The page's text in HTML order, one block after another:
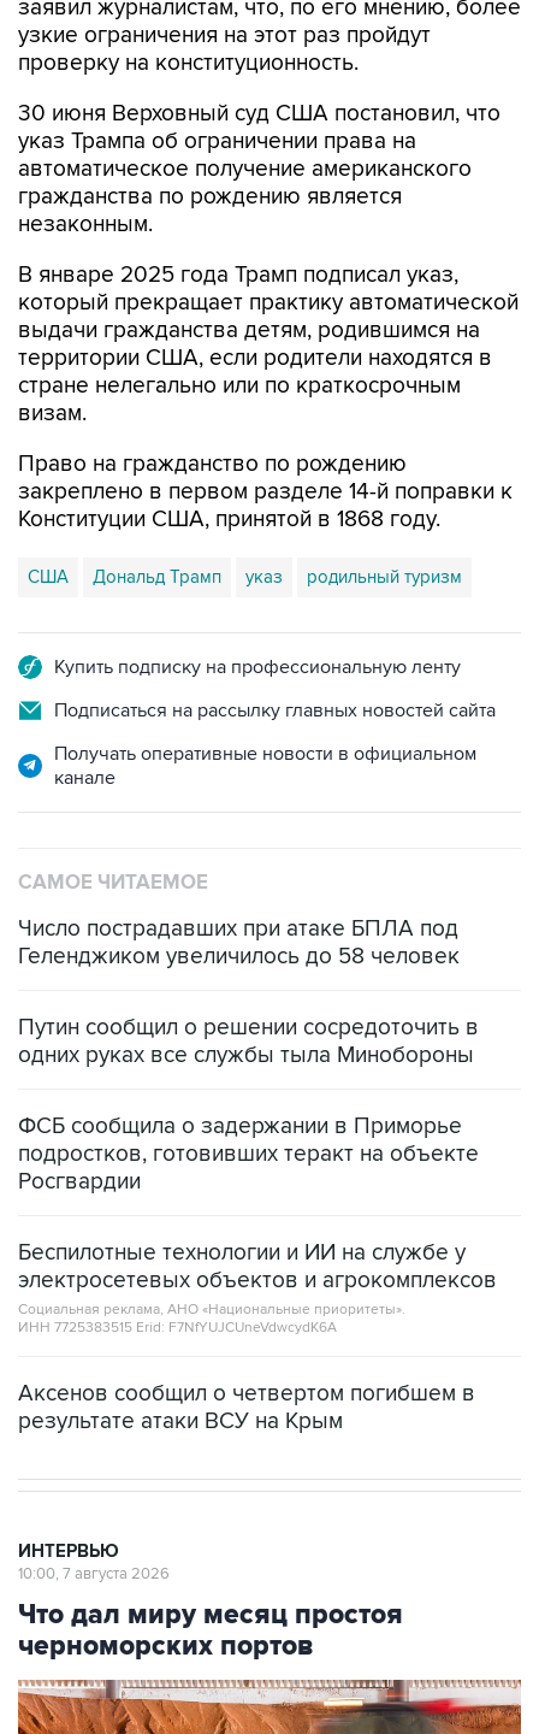
заявил журналистам, что, по его мнению, более
узкие ограничения на этот раз пройдут
проверку на конституционность.
30 июня Верховный суд США постановил, что
указ Трампа об ограничении права на
автоматическое получение американского
гражданства по рождению является
незаконным.
В январе 2025 года Трамп подписал указ,
который прекращает практику автоматической
выдачи гражданства детям, родившимся на
территории США, если родители находятся в
стране нелегально или по краткосрочным
визам.
Право на гражданство по рождению
закреплено в первом разделе 14-й поправки к
Конституции США, принятой в 1868 году.
США Дональд Трамп указ родильный туризм
Купить подписку на профессиональную ленту
Подписаться на рассылку главных новостей сайта
Получать оперативные новости в официальном
канале
САМОЕ ЧИТАЕМОЕ
Число пострадавших при атаке БПЛА под
Геленджиком увеличилось до 58 человек
Путин сообщил о решении сосредоточить в
одних руках все службы тыла Минобороны
ФСБ сообщила о задержании в Приморье
подростков, готовивших теракт на объекте
Росгвардии
Беспилотные технологии и ИИ на службе у
электросетевых объектов и агрокомплексов
Социальная реклама, АНО «Национальные приоритеты».
ИНН 7725383515 Erid: F7NfYUJCUneVdwcydK6A
Аксенов сообщил о четвертом погибшем в
результате атаки ВСУ на Крым
ИНТЕРВЬЮ
10:00, 7 августа 2026
Что дал миру месяц простоя
черноморских портов